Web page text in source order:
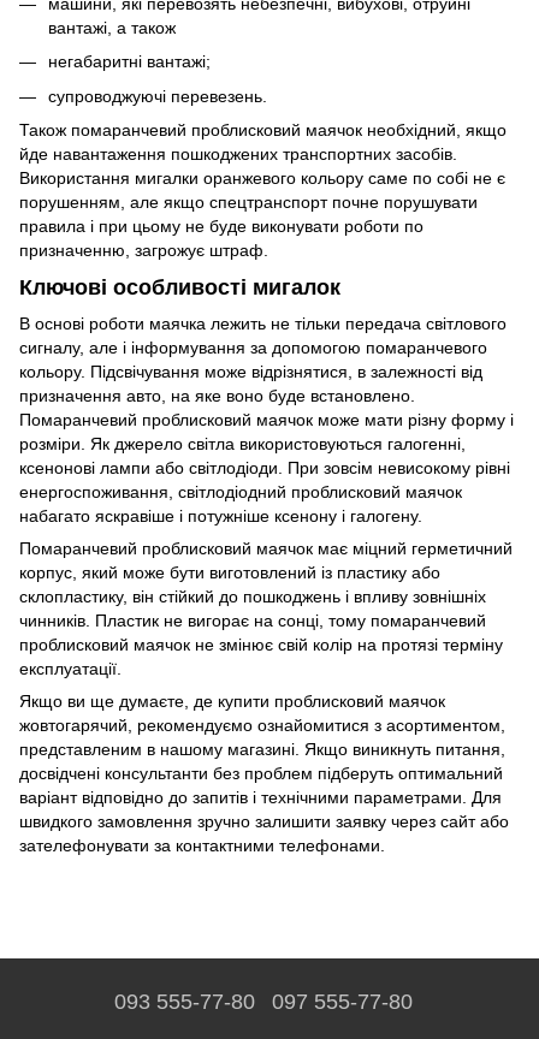
вантажі, а також
негабаритні вантажі;
супроводжуючі перевезень.
Також помаранчевий проблисковий маячок необхідний, якщо
йде навантаження пошкоджених транспортних засобів.
Використання мигалки оранжевого кольору саме по собі не є
порушенням, але якщо спецтранспорт почне порушувати
правила і при цьому не буде виконувати роботи по
призначенню, загрожує штраф.
Ключові особливості мигалок
В основі роботи маячка лежить не тільки передача світлового
сигналу, але і інформування за допомогою помаранчевого
кольору. Підсвічування може відрізнятися, в залежності від
призначення авто, на яке воно буде встановлено.
Помаранчевий проблисковий маячок може мати різну форму і
розміри. Як джерело світла використовуються галогенні,
ксенонові лампи або світлодіоди. При зовсім невисокому рівні
енергоспоживання, світлодіодний проблисковий маячок
набагато яскравіше і потужніше ксенону і галогену.
Помаранчевий проблисковий маячок має міцний герметичний
корпус, який може бути виготовлений із пластику або
склопластику, він стійкий до пошкоджень і впливу зовнішніх
чинників. Пластик не вигорає на сонці, тому помаранчевий
проблисковий маячок не змінює свій колір на протязі терміну
експлуатації.
Якщо ви ще думаєте, де купити проблисковий маячок
жовтогарячий, рекомендуємо ознайомитися з асортиментом,
представленим в нашому магазині. Якщо виникнуть питання,
досвідчені консультанти без проблем підберуть оптимальний
варіант відповідно до запитів і технічними параметрами. Для
швидкого замовлення зручно залишити заявку через сайт або
зателефонувати за контактними телефонами.
093 555-77-80 097 555-77-80